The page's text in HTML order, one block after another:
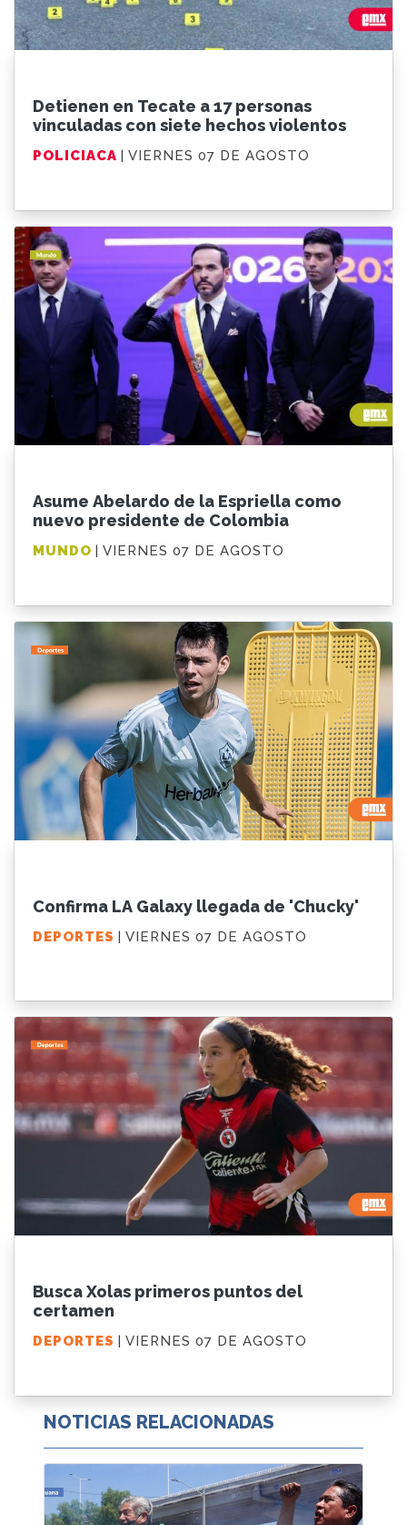
Detienen en Tecate a 17 personas
vinculadas con siete hechos violentos
POLICIACA | VIERNES 07 DE AGOSTO
Asume Abelardo de la Espriella como
nuevo presidente de Colombia
MUNDO | VIERNES 07 DE AGOSTO
Confirma LA Galaxy llegada de 'Chucky'
DEPORTES | VIERNES 07 DE AGOSTO
Busca Xolas primeros puntos del
certamen
DEPORTES | VIERNES 07 DE AGOSTO
NOTICIAS RELACIONADAS